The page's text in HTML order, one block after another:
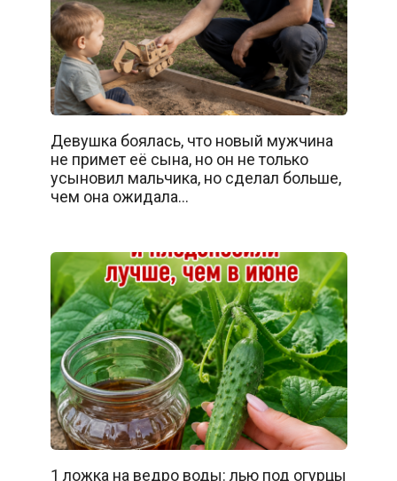
Девушка боялась, что новый мужчина
не примет её сына, но он не только
усыновил мальчика, но сделал больше,
чем она ожидала…
1 ложка на ведро воды: лью под огурцы